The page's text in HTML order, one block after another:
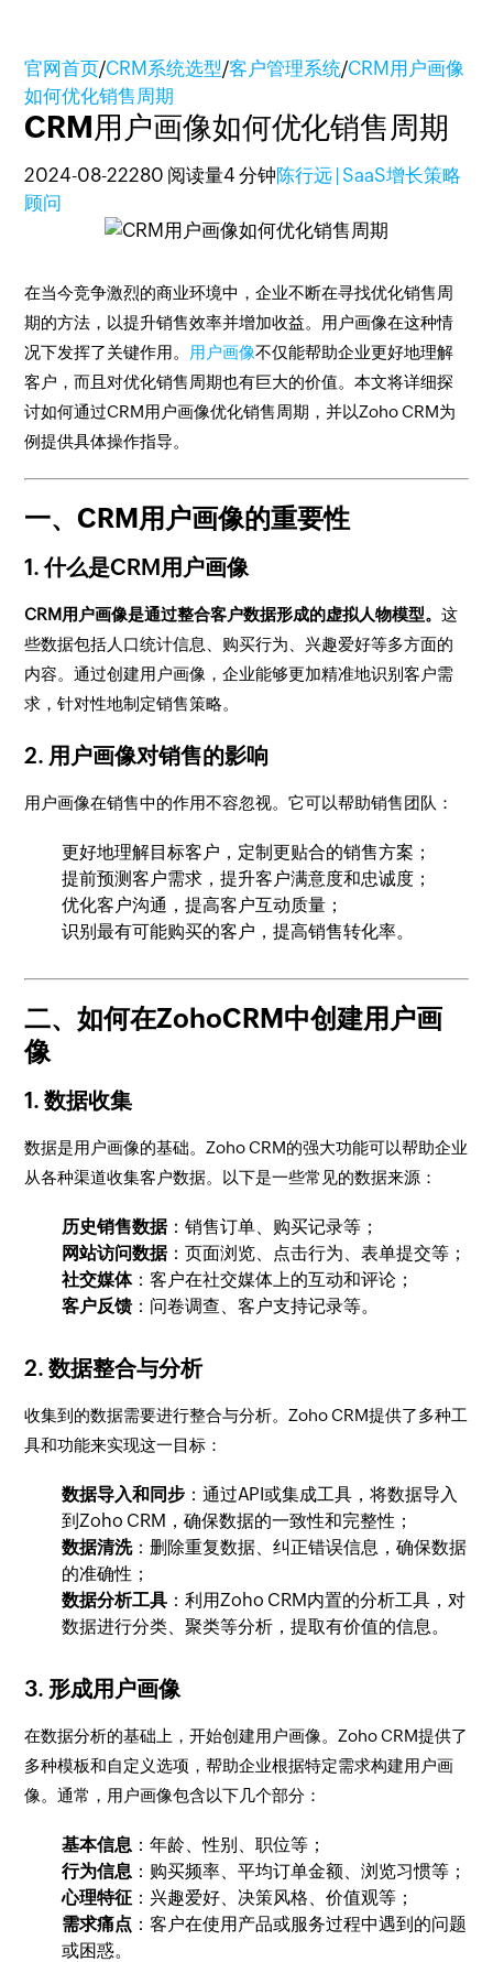
官网首页/CRM系统选型/客户管理系统/CRM用户画像
如何优化销售周期
CRM用户画像如何优化销售周期
2024-08-22280 阅读量4 分钟陈行远 | SaaS增长策略
顾问
在当今竞争激烈的商业环境中，企业不断在寻找优化销售周
期的方法，以提升销售效率并增加收益。用户画像在这种情
况下发挥了关键作用。 用户画像不仅能帮助企业更好地理解
客户，而且对优化销售周期也有巨大的价值。本文将详细探
讨如何通过CRM用户画像优化销售周期，并以Zoho CRM为
例提供具体操作指导。
一、CRM用户画像的重要性
1. 什么是CRM用户画像
CRM用户画像是通过整合客户数据形成的虚拟人物模型。这
些数据包括人口统计信息、购买行为、兴趣爱好等多方面的
内容。通过创建用户画像，企业能够更加精准地识别客户需
求，针对性地制定销售策略。
2. 用户画像对销售的影响
用户画像在销售中的作用不容忽视。它可以帮助销售团队：
更好地理解目标客户，定制更贴合的销售方案；
提前预测客户需求，提升客户满意度和忠诚度；
优化客户沟通，提高客户互动质量；
识别最有可能购买的客户，提高销售转化率。
二、如何在ZohoCRM中创建用户画
像
1. 数据收集
数据是用户画像的基础。Zoho CRM的强大功能可以帮助企业
从各种渠道收集客户数据。以下是一些常见的数据来源：
历史销售数据：销售订单、购买记录等；
网站访问数据：页面浏览、点击行为、表单提交等；
社交媒体：客户在社交媒体上的互动和评论；
客户反馈 ：问卷调查、客户支持记录等。
2. 数据整合与分析
收集到的数据需要进行整合与分析。Zoho CRM提供了多种工
具和功能来实现这一目标：
数据导入和同步 ：通过API或集成工具，将数据导入
到Zoho CRM，确保数据的一致性和完整性；
数据清洗：删除重复数据、纠正错误信息，确保数据
的准确性；
数据分析工具 ：利用Zoho CRM内置的分析工具，对
数据进行分类、聚类等分析，提取有价值的信息。
3. 形成用户画像
在数据分析的基础上，开始创建用户画像。Zoho CRM提供了
多种模板和自定义选项，帮助企业根据特定需求构建用户画
像。通常，用户画像包含以下几个部分：
基本信息 ：年龄、性别、职位等；
行为信息 ：购买频率、平均订单金额、浏览习惯等；
心理特征 ：兴趣爱好、决策风格、价值观等；
需求痛点 ：客户在使用产品或服务过程中遇到的问题
或困惑。